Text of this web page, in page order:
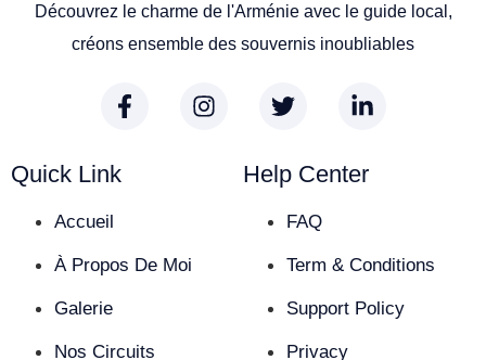
Découvrez le charme de l'Arménie avec le guide local,
créons ensemble des souvernis inoubliables
Quick Link
Accueil
À Propos De Moi
Galerie
Nos Circuits
Help Center
FAQ
Term & Conditions
Support Policy
Privacy